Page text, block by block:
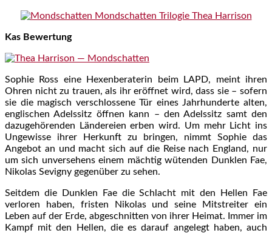
Kas Bewertung
Sophie Ross eine Hexenberaterin beim LAPD, meint ihren
Ohren nicht zu trauen, als ihr eröffnet wird, dass sie – sofern
sie die magisch verschlossene Tür eines Jahrhunderte alten,
englischen Adelssitz öffnen kann – den Adelssitz samt den
dazugehörenden Ländereien erben wird. Um mehr Licht ins
Ungewisse ihrer Herkunft zu bringen, nimmt Sophie das
Angebot an und macht sich auf die Reise nach England, nur
um sich unversehens einem mächtig wütenden Dunklen Fae,
Nikolas Sevigny gegenüber zu sehen.
Seitdem die Dunklen Fae die Schlacht mit den Hellen Fae
verloren haben, fristen Nikolas und seine Mitstreiter ein
Leben auf der Erde, abgeschnitten von ihrer Heimat. Immer im
Kampf mit den Hellen, die es darauf angelegt haben, auch